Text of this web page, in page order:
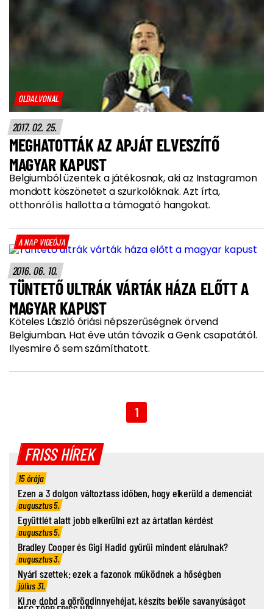
OLDALVONAL
2017. 02. 25.
MEGHATOTTÁK AZ APJÁT ELVESZÍTŐ
MAGYAR KAPUST
Belgiumból üzentek a játékosnak, aki az Instagramon
mondott köszönetet a szurkolóknak. Azt írta,
otthonról is hallotta a támogató hangokat.
A NAP VIDEÓJA
2016. 06. 10.
TÜNTETŐ ULTRÁK VÁRTÁK HÁZA ELŐTT A
MAGYAR KAPUST
Köteles László óriási népszerűségnek örvend
Belgiumban. Hat éve után távozik a Genk csapatától.
Ilyesmire ő sem számíthatott.
1
FRISS HÍREK
15 órája
Ezen a 3 dolgon változtass időben, hogy elkerüld a demenciát
augusztus 5.
Együttlét alatt jobb elkerülni ezt az ártatlan kérdést
augusztus 5.
Bradley Cooper és Gigi Hadid gyűrűi mindent elárulnak?
augusztus 3.
Nyári szettek: ezek a fazonok működnek a hőségben
július 31.
Ki ne dobd a görögdinnyehéjat, készíts belőle savanyúságot